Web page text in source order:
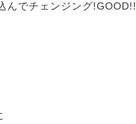
んでチェンジング!GOOD!!